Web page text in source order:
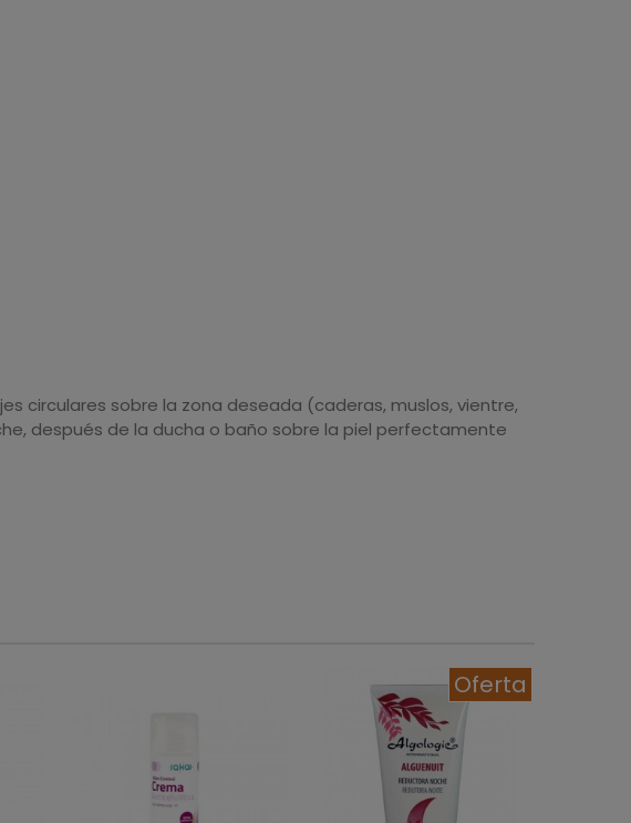
circulares sobre la zona deseada (caderas, muslos, vientre,
después de la ducha o baño sobre la piel perfectamente
Oferta